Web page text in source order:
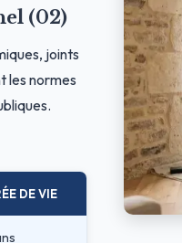
(02)
joints
les normes
DE VIE